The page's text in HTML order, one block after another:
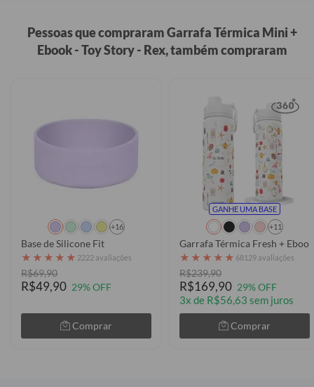
Pessoas que compraram Garrafa Térmica Mini +
Ebook - Toy Story - Rex, também compraram
+16
Base de Silicone Fit
★ ★ ★ ★ ★ 2222 avaliações
R$69,90
R$49,90 29% OFF
Comprar
GANHE UMA BASE
+11
Garrafa Térmica Fresh +
★ ★ ★ ★ ★ 68129 avaliações
R$239,90
R$169,90 29% OFF
3x de R$56,63 sem juros
Comprar